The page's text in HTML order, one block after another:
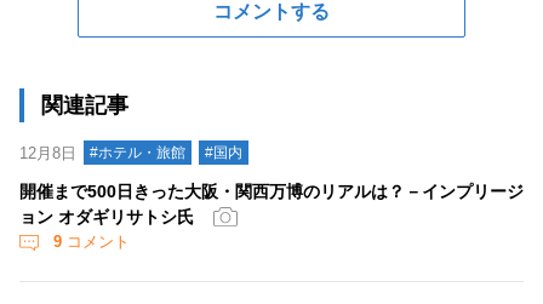
コメントする
関連記事
12月8日 #ホテル・旅館 #国内
開催まで500日きった大阪・関西万博のリアルは？－インプリージ
ョン オダギリサトシ氏
9 コメント